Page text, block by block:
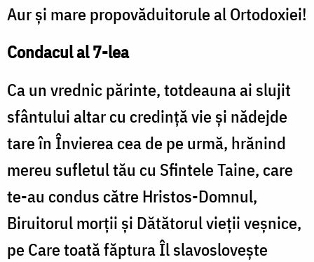
Aur şi mare propovăduitorule al Ortodoxiei!
Condacul al 7-lea
Ca un vrednic părinte, totdeauna ai slujit
sfântului altar cu credinţă vie şi nădejde
tare în Învierea cea de pe urmă, hrănind
mereu sufletul tău cu Sfintele Taine, care
te-au condus către Hristos-Domnul,
Biruitorul morţii şi Dătătorul vieţii veşnice,
pe Care toată făptura Îl slavosloveşte